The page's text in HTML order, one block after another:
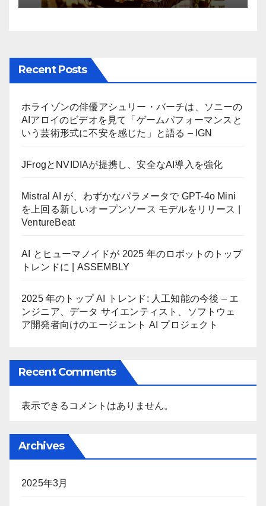
Recent Posts
ホライゾンの俳優アシュリー・バーチは、ソニーの
AIアロイのビデオを見て「ゲームパフォーマンスと
いう芸術形式に不安を感じた」と語る – IGN
JFrogとNVIDIAが提携し、安全なAI導入を強化
Mistral AI が、わずかなパラメータで GPT-4o Mini
を上回る新しいオープンソース モデルをリリース |
VentureBeat
AI とヒューマノイドが 2025 年のロボットのトップ
トレンドに | ASSEMBLY
2025 年のトップ AI トレンド: 人工知能の今後 – エ
ンジニア、データ サイエンティスト、ソフトウェ
ア開発者向けのエージェント AI プロジェクト
Recent Comments
表示できるコメントはありません。
Archives
2025年3月